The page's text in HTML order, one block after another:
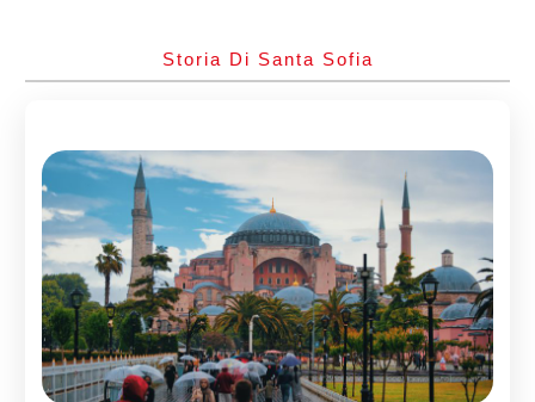
Storia Di Santa Sofia